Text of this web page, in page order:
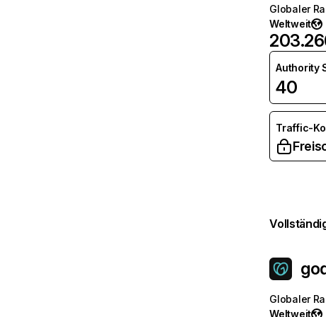
Globaler
Weltweit
Authority
40
Traffic-
Globaler
Weltweit